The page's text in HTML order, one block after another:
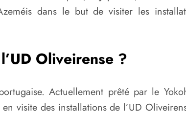
dans le but de visiter les
Oliveirense ?
Actuellement prêté par le
visite des installations de l’UD